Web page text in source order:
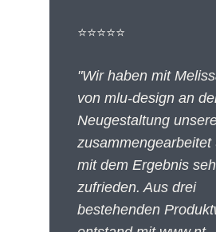
⭐⭐⭐⭐⭐
"Wir haben mit
von mlu-design an
Neugestaltung
zusammengearbeitet
mit dem Ergebnis
zufrieden. Aus drei
bestehenden